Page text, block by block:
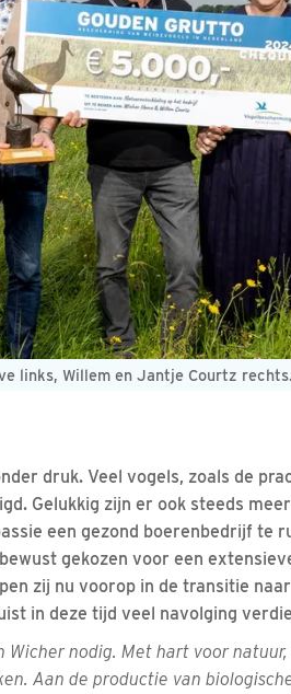
links, Willem en Jantje Courtz
druk. Veel vogels, zoals de
Gelukkig zijn er ook steeds
een gezond boerenbedrijf te
gekozen voor een
zij nu voorop in de transitie
in deze tijd veel navolging
nodig. Met hart voor
Aan de productie van